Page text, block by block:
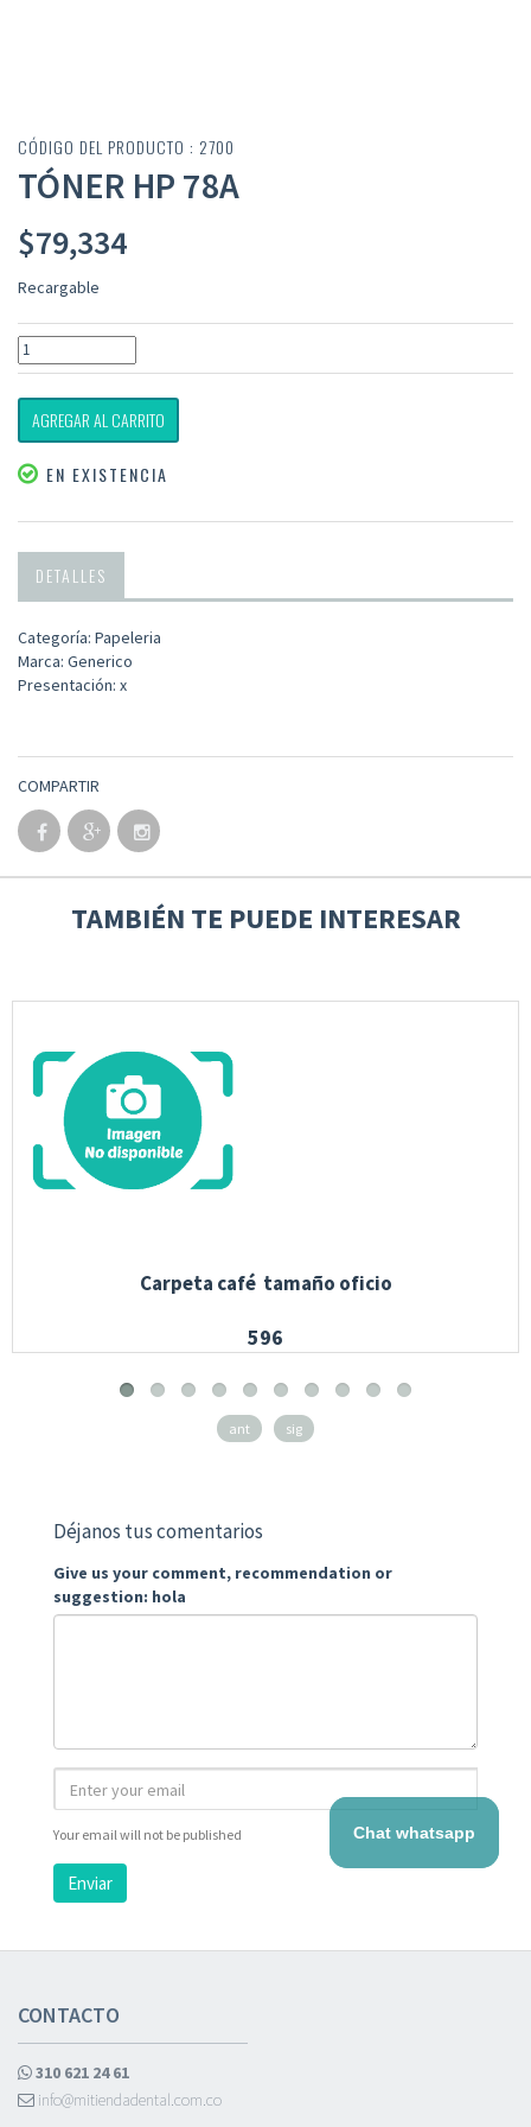
CÓDIGO DEL PRODUCTO : 2700
TÓNER HP 78A
$79,334
Recargable
AGREGAR AL CARRITO
EN EXISTENCIA
DETALLES
Categoría: Papeleria
Marca: Generico
Presentación: x
COMPARTIR
TAMBIÉN TE PUEDE INTERESAR
Carpeta café tamaño oficio
596
ant sig
Déjanos tus comentarios
Give us your comment, recommendation or
suggestion: hola
Your email will not be published
Enviar
CONTACTO
310 621 24 61
info@mitiendadental.com.co
Chat whatsapp